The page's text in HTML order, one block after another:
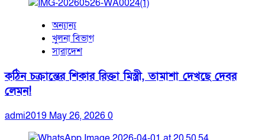
অন্যান্য
খুলনা বিভাগ
সারাদেশ
কঠিন চক্রান্তের শিকার রিক্তা মিস্ত্রী, তামাশা দেখছে দেবর
লেমন!
admi2019 May 26, 20260